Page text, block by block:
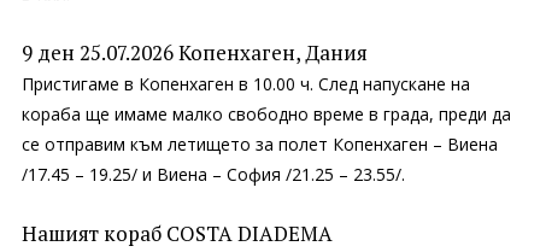
9 ден 25.07.2026 Копенхаген, Дания
Пристигаме в Копенхаген в 10.00 ч. След напускане на
кораба ще имаме малко свободно време в града, преди да
се отправим към летището за полет Копенхаген – Виена
/17.45 – 19.25/ и Виена – София /21.25 – 23.55/.
Нашият кораб COSTA DIADEMA